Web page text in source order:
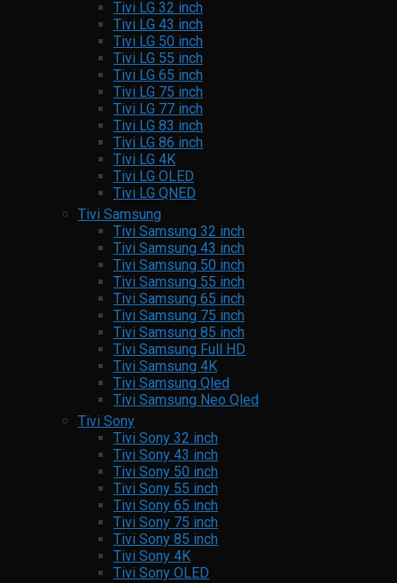
Tivi LG 32 inch
Tivi LG 43 inch
Tivi LG 50 inch
Tivi LG 55 inch
Tivi LG 65 inch
Tivi LG 75 inch
Tivi LG 77 inch
Tivi LG 83 inch
Tivi LG 86 inch
Tivi LG 4K
Tivi LG OLED
Tivi LG QNED
Tivi Samsung
Tivi Samsung 32 inch
Tivi Samsung 43 inch
Tivi Samsung 50 inch
Tivi Samsung 55 inch
Tivi Samsung 65 inch
Tivi Samsung 75 inch
Tivi Samsung 85 inch
Tivi Samsung Full HD
Tivi Samsung 4K
Tivi Samsung Qled
Tivi Samsung Neo Qled
Tivi Sony
Tivi Sony 32 inch
Tivi Sony 43 inch
Tivi Sony 50 inch
Tivi Sony 55 inch
Tivi Sony 65 inch
Tivi Sony 75 inch
Tivi Sony 85 inch
Tivi Sony 4K
Tivi Sony OLED